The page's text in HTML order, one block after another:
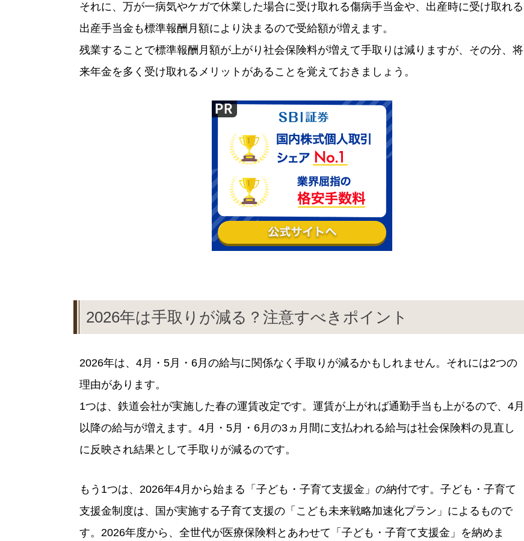
それに、万が一病気やケガで休業した場合に受け取れる傷病手当金や、出産時に受け取れる
出産手当金も標準報酬月額により決まるので受給額が増えます。
残業することで標準報酬月額が上がり社会保険料が増えて手取りは減りますが、その分、将
来年金を多く受け取れるメリットがあることを覚えておきましょう。
2026年は手取りが減る？注意すべきポイント
2026年は、4月・5月・6月の給与に関係なく手取りが減るかもしれません。それには2つの
理由があります。
1つは、鉄道会社が実施した春の運賃改定です。運賃が上がれば通勤手当も上がるので、4月
以降の給与が増えます。4月・5月・6月の3ヵ月間に支払われる給与は社会保険料の見直し
に反映され結果として手取りが減るのです。
もう1つは、2026年4月から始まる「子ども・子育て支援金」の納付です。子ども・子育て
支援金制度は、国が実施する子育て支援の「こども未来戦略加速化プラン」によるもので
す。2026年度から、全世代が医療保険料とあわせて「子ども・子育て支援金」を納めま